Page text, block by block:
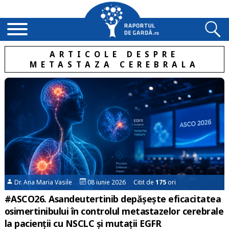
ARTICOLE DESPRE
METASTAZA CEREBRALA
Dr. Ana Maria Vasile 08 iunie 2026 Citit de175ori
#ASCO26. Asandeutertinib depășește eficacitatea
osimertinibului în controlul metastazelor cerebrale
la pacienții cu NSCLC și mutații EGFR